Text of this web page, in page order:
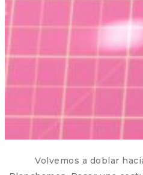
Volvemos a doblar